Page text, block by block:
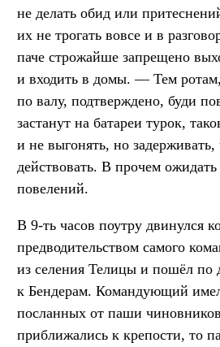
не делать обид или
их не трогать вовсе и в
паче строжайше запрещено
и входить в домы. — Тем
по валу, подтверждено, буди
застанут на батареи турок,
и не выгонять, но
действовать. В прочем
повелений.
В 9-ть часов поутру двинулся
предводительством самого
из селения Телицы и пошёл по
к Бендерам. Командующий
посланных от паши
приближались к крепости, то